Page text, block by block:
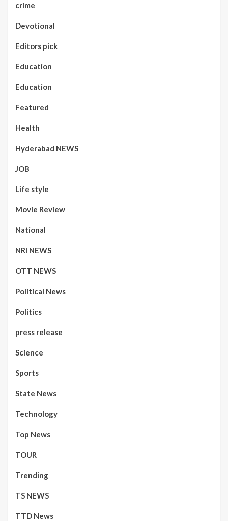
crime
Devotional
Editors pick
Education
Education
Featured
Health
Hyderabad NEWS
JOB
Life style
Movie Review
National
NRI NEWS
OTT NEWS
Political News
Politics
press release
Science
Sports
State News
Technology
Top News
TOUR
Trending
TS NEWS
TTD News